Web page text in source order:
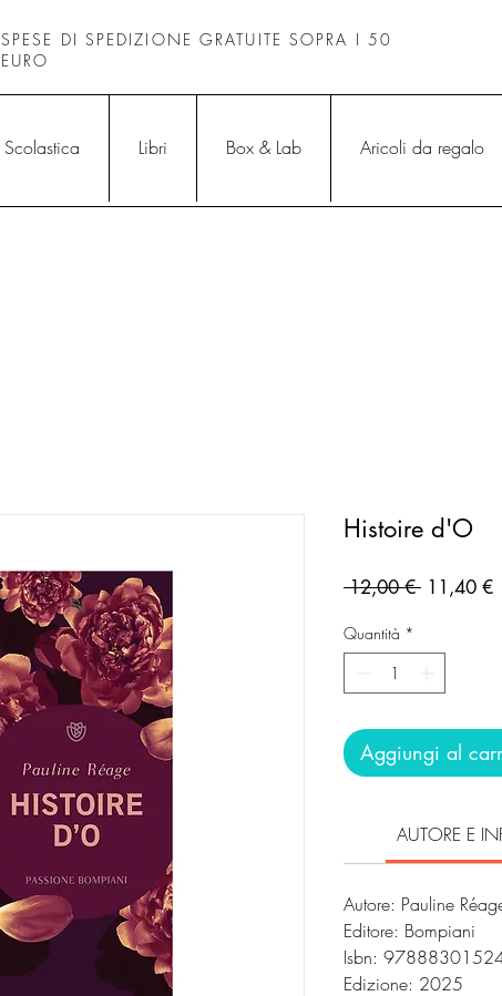
SPESE DI SPEDIZIONE GRATUITE SOPRA I 50
EURO
Scolastica Libri Box & Lab Aricoli da regalo
Histoire d'O
12,00 € Prezzo
11,40 €
Quantità *
Aggiungi al
AUTORE E
Autore: Pauline
Editore: Bompiani
Isbn:
Edizione: 2025